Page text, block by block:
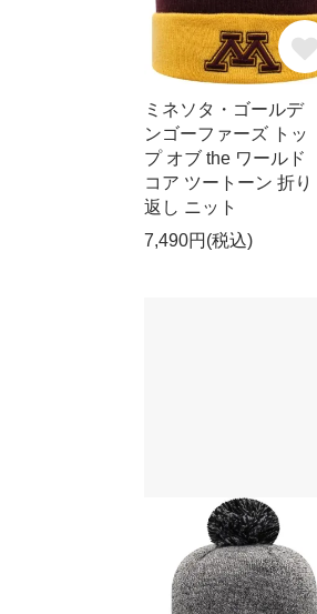
ミネソタ・ゴールデ
ンゴーファーズ トッ
プ オブ the ワールド
コア ツートーン 折り
返し ニット
7,490円(税込)